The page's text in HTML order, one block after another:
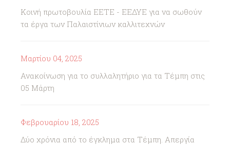
Κοινή πρωτοβουλία ΕΕΤΕ - ΕΕΔΥΕ για να σωθούν
τα έργα των Παλαιστίνιων καλλιτεχνών
Μαρτίου 04, 2025
Ανακοίνωση για το συλλαλητήριο για τα Τέμπη στις
05 Μάρτη
Φεβρουαρίου 18, 2025
Δύο χρόνια από το έγκλημα στα Τέμπη. Απεργία